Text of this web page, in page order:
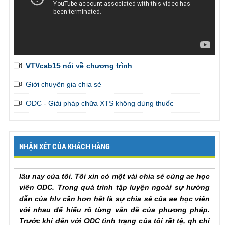
VTVcab15 nói về chương trình
Giới chuyên gia chia sẻ
ODC - Giải pháp chữa XTS không dùng thuốc
NHẬN XÉT CỦA KHÁCH HÀNG
Em đã liên tục được bạn gái khen là thành công vượt
còn lại để em có thể hoàn thành khóa học sớm nhất. Em
cảm ơn chương trình
Tôi đã hoàn thành xong khoá học, cảm ơn chương
trình rất nhiều, quả thật là rất xứng đáng với số tiền
học phí đã bỏ ra để khắc phục hoàn toàn nỗi lo bấy
lâu nay của tôi. Tôi xin có một vài chia sẻ cùng ae học
viên ODC. Trong quá trình tập luyện ngoài sự hướng
dẫn của hlv cần hơn hết là sự chia sẻ của ae học viên
với nhau để hiểu rõ từng vấn đề của phương pháp.
Trước khi đến với ODC tình trạng của tôi rất tệ, qh chỉ